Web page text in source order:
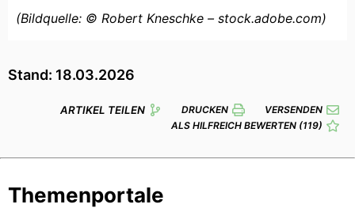
(Bildquelle: © Robert Kneschke – stock.adobe.com)
Stand: 18.03.2026
ARTIKEL TEILEN DRUCKEN
VERSENDEN
ALS HILFREICH BEWERTEN (119)
Themenportale